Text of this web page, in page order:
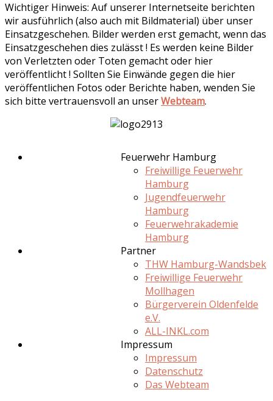
Wichtiger Hinweis: Auf unserer Internetseite berichten
wir ausführlich (also auch mit Bildmaterial) über unser
Einsatzgeschehen. Bilder werden erst gemacht, wenn das
Einsatzgeschehen dies zulässt ! Es werden keine Bilder
von Verletzten oder Toten gemacht oder hier
veröffentlicht ! Sollten Sie Einwände gegen die hier
veröffentlichen Fotos oder Berichte haben, wenden Sie
sich bitte vertrauensvoll an unserWebteam.
Feuerwehr Hamburg
Freiwillige Feuerwehr
Hamburg
Jugendfeuerwehr
Hamburg
Feuerwehrakademie
Hamburg
Partner
THW Hamburg-Wandsbek
Freiwillige Feuerwehr
Mollhagen
Bürgerverein Oldenfelde
e.V.
ALL-INKL.com
Impressum
Impressum
Datenschutz
Das Webteam